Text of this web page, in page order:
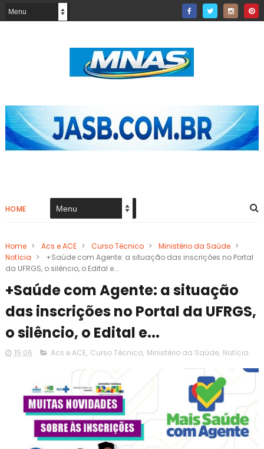
HOME
Home > Acs e ACE > Curso Técnico > Ministério da Saúde >
Notícia >
+Saúde com Agente: a situação das inscrições no Portal
da UFRGS, o silêncio, o Edital e...
+Saúde com Agente: a situação
das inscrições no Portal da UFRGS,
o silêncio, o Edital e...
15:06 Acs e ACE, Curso Técnico, Ministério da Saúde, Notícia